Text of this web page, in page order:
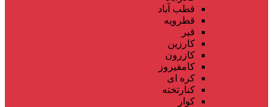
قطب آباد
قطرویه
قیر
کارزین
کازرون
کامفیروز
کره ای
کنارتخته
کوار